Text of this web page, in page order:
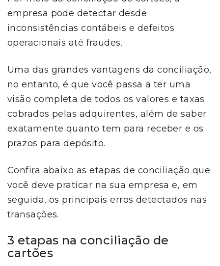
empresa pode detectar desde
inconsistências contábeis e defeitos
operacionais até fraudes.
Uma das grandes vantagens da conciliação,
no entanto, é que você passa a ter uma
visão completa de todos os valores e taxas
cobrados pelas adquirentes, além de saber
exatamente quanto tem para receber e os
prazos para depósito.
Confira abaixo as etapas de conciliação que
você deve praticar na sua empresa e, em
seguida, os principais erros detectados nas
transações.
3 etapas na conciliação de
cartões